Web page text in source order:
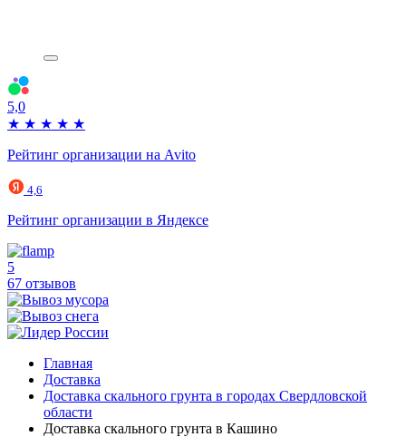
5,0
★ ★ ★ ★ ★
Рейтинг организации на Avito
4,6
Рейтинг организации в Яндексе
5
67 отзывов
Главная
Доставка
Доставка скального грунта в городах Свердловской
области
Доставка скального грунта в Кашино